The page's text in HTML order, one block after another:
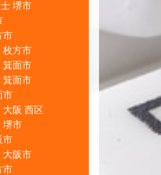
堺市
市
枚方市
箕面市
箕面市
市
大阪 西区
堺市
市
大阪市
市